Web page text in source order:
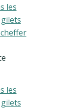
les
les